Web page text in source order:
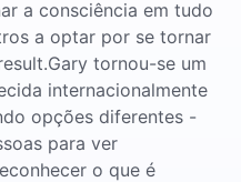
a consciência em tudo
a optar por se tornar
tornou-se um
internacionalmente
opções diferentes -
para ver
o que é